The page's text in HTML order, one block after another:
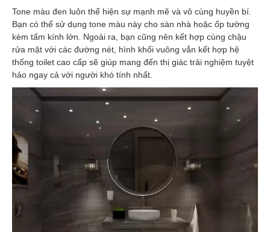
Tone màu đen luôn thể hiện sự mạnh mẽ và vô cùng huyền bí.
Bạn có thể sử dụng tone màu này cho sàn nhà hoặc ốp tường
kèm tấm kính lớn. Ngoài ra, bạn cũng nên kết hợp cùng chậu
rửa mặt với các đường nét, hình khối vuông vắn kết hợp hệ
thống toilet cao cấp sẽ giúp mang đến thị giác trải nghiệm tuyệt
hảo ngay cả với người khó tính nhất.